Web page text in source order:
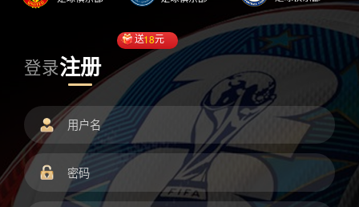
登录注册
送18元